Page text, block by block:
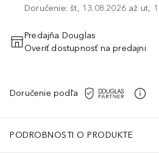
Doručenie: št, 13.08.2026 až ut,
PRIDAŤ DO
Predajňa Douglas
Overiť dostupnosť na predajni
Doručenie podľa
PODROBNOSTI O PRODUKTE